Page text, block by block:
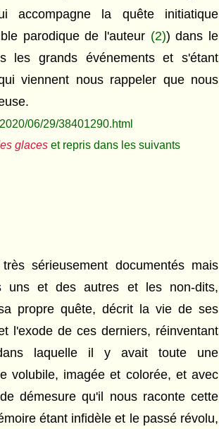
accompagne la quête initiatique
parodique de l'auteur (2)) dans le
les grands événements et s'étant
viennent nous rappeler que nous
06/29/38401290.html
glaces et repris dans les suivants
sérieusement documentés mais
uns et des autres et les non-dits,
propre quête, décrit la vie de ses
l'exode de ces derniers, réinventant
laquelle il y avait toute une
volubile, imagée et colorée, et avec
démesure qu'il nous raconte cette
étant infidèle et le passé révolu,